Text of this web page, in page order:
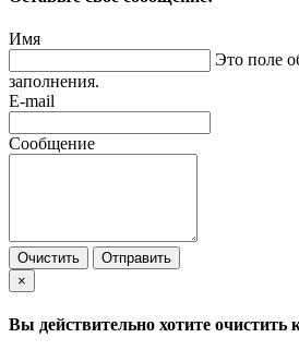
Имя
Это поле
заполнения.
E-mail
Сообщение
Очистить
Отправить
×
Вы действительно хотите очистить